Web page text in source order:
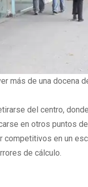
más de una docena
del centro,
en otros puntos
competitivos en un
de cálculo.